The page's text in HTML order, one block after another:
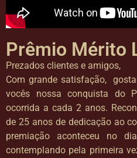
Prêmio Mérito
Prezados clientes e amigos,
Com grande satisfação,
vocês nossa conquista do
ocorrida a cada 2 anos.
de 25 anos de dedicação ao
premiação aconteceu no
contemplando pela primeira